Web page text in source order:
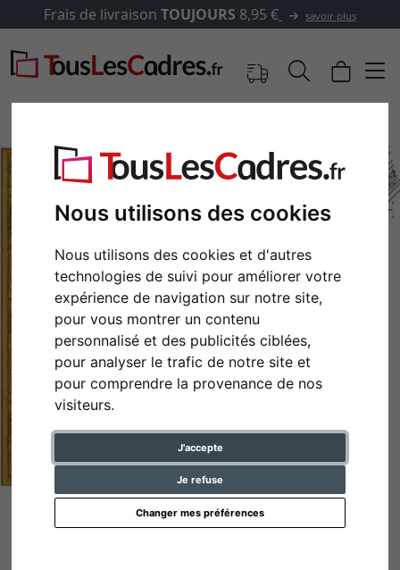
Nous utilisons des cookies
Nous utilisons des cookies et d'autres
technologies de suivi pour améliorer votre
expérience de navigation sur notre site,
pour vous montrer un contenu
personnalisé et des publicités ciblées,
pour analyser le trafic de notre site et
pour comprendre la provenance de nos
visiteurs.
J'accepte
Je refuse
Changer mes préférences
Frais de livraison TOUJOURS 8,95 € savoir plus
Retour